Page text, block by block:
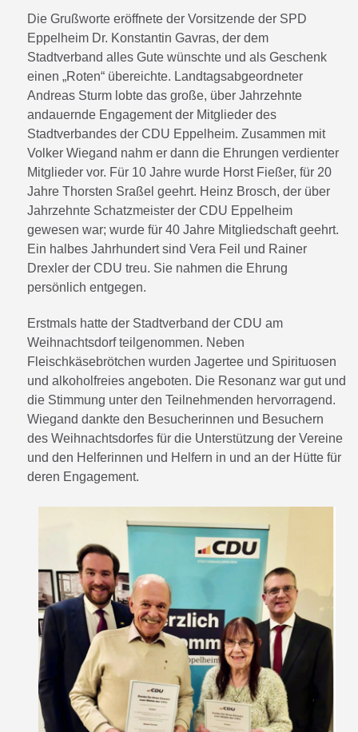
Die Grußworte eröffnete der Vorsitzende der SPD
Eppelheim Dr. Konstantin Gavras, der dem
Stadtverband alles Gute wünschte und als Geschenk
einen „Roten“ übereichte. Landtagsabgeordneter
Andreas Sturm lobte das große, über Jahrzehnte
andauernde Engagement der Mitglieder des
Stadtverbandes der CDU Eppelheim. Zusammen mit
Volker Wiegand nahm er dann die Ehrungen verdienter
Mitglieder vor. Für 10 Jahre wurde Horst Fießer, für 20
Jahre Thorsten Sraßel geehrt. Heinz Brosch, der über
Jahrzehnte Schatzmeister der CDU Eppelheim
gewesen war; wurde für 40 Jahre Mitgliedschaft geehrt.
Ein halbes Jahrhundert sind Vera Feil und Rainer
Drexler der CDU treu. Sie nahmen die Ehrung
persönlich entgegen.
Erstmals hatte der Stadtverband der CDU am
Weihnachtsdorf teilgenommen. Neben
Fleischkäsebrötchen wurden Jagertee und Spirituosen
und alkoholfreies angeboten. Die Resonanz war gut und
die Stimmung unter den Teilnehmenden hervorragend.
Wiegand dankte den Besucherinnen und Besuchern
des Weihnachtsdorfes für die Unterstützung der Vereine
und den Helferinnen und Helfern in und an der Hütte für
deren Engagement.